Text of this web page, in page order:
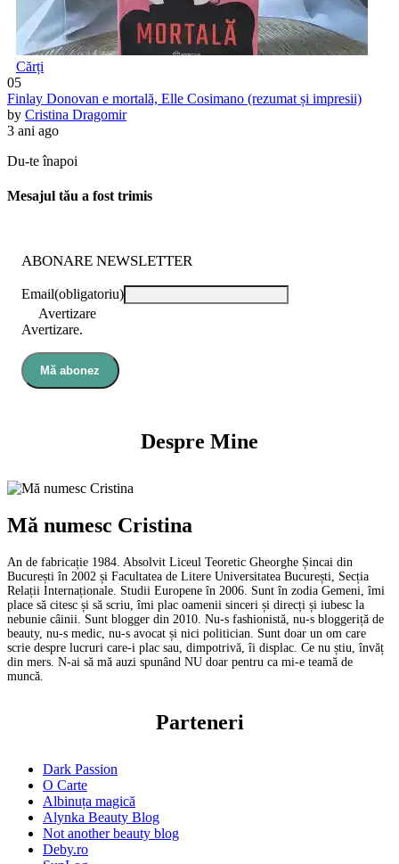
Cărți
05
Finlay Donovan e mortală, Elle Cosimano (rezumat și impresii)
by Cristina Dragomir
3 ani ago
Du-te înapoi
Mesajul tău a fost trimis
ABONARE NEWSLETTER
Email(obligatoriu)
Avertizare
Avertizare.
Mă abonez
Despre Mine
Mă numesc Cristina
An de fabricație 1984. Absolvit Liceul Teoretic Gheorghe Șincai din
București în 2002 și Facultatea de Litere Universitatea București, Secția
Relații Internaționale. Studii Europene în 2006. Sunt în zodia Gemeni, îmi
place să citesc și să scriu, îmi plac oamenii sinceri și direcți și iubesc la
nebunie câinii. Sunt blogger din 2010. Nu-s fashionistă, nu-s bloggeriță de
beauty, nu-s medic, nu-s avocat și nici politician. Sunt doar un om care
scrie despre lucruri care-i plac sau, dimpotrivă, îi displac. Ce nu știu, învăț
din mers. N-ai să mă auzi spunând NU doar pentru ca mi-e teamă de
muncă.
Parteneri
Dark Passion
O Carte
Albinuța magică
Alynka Beauty Blog
Not another beauty blog
Deby.ro